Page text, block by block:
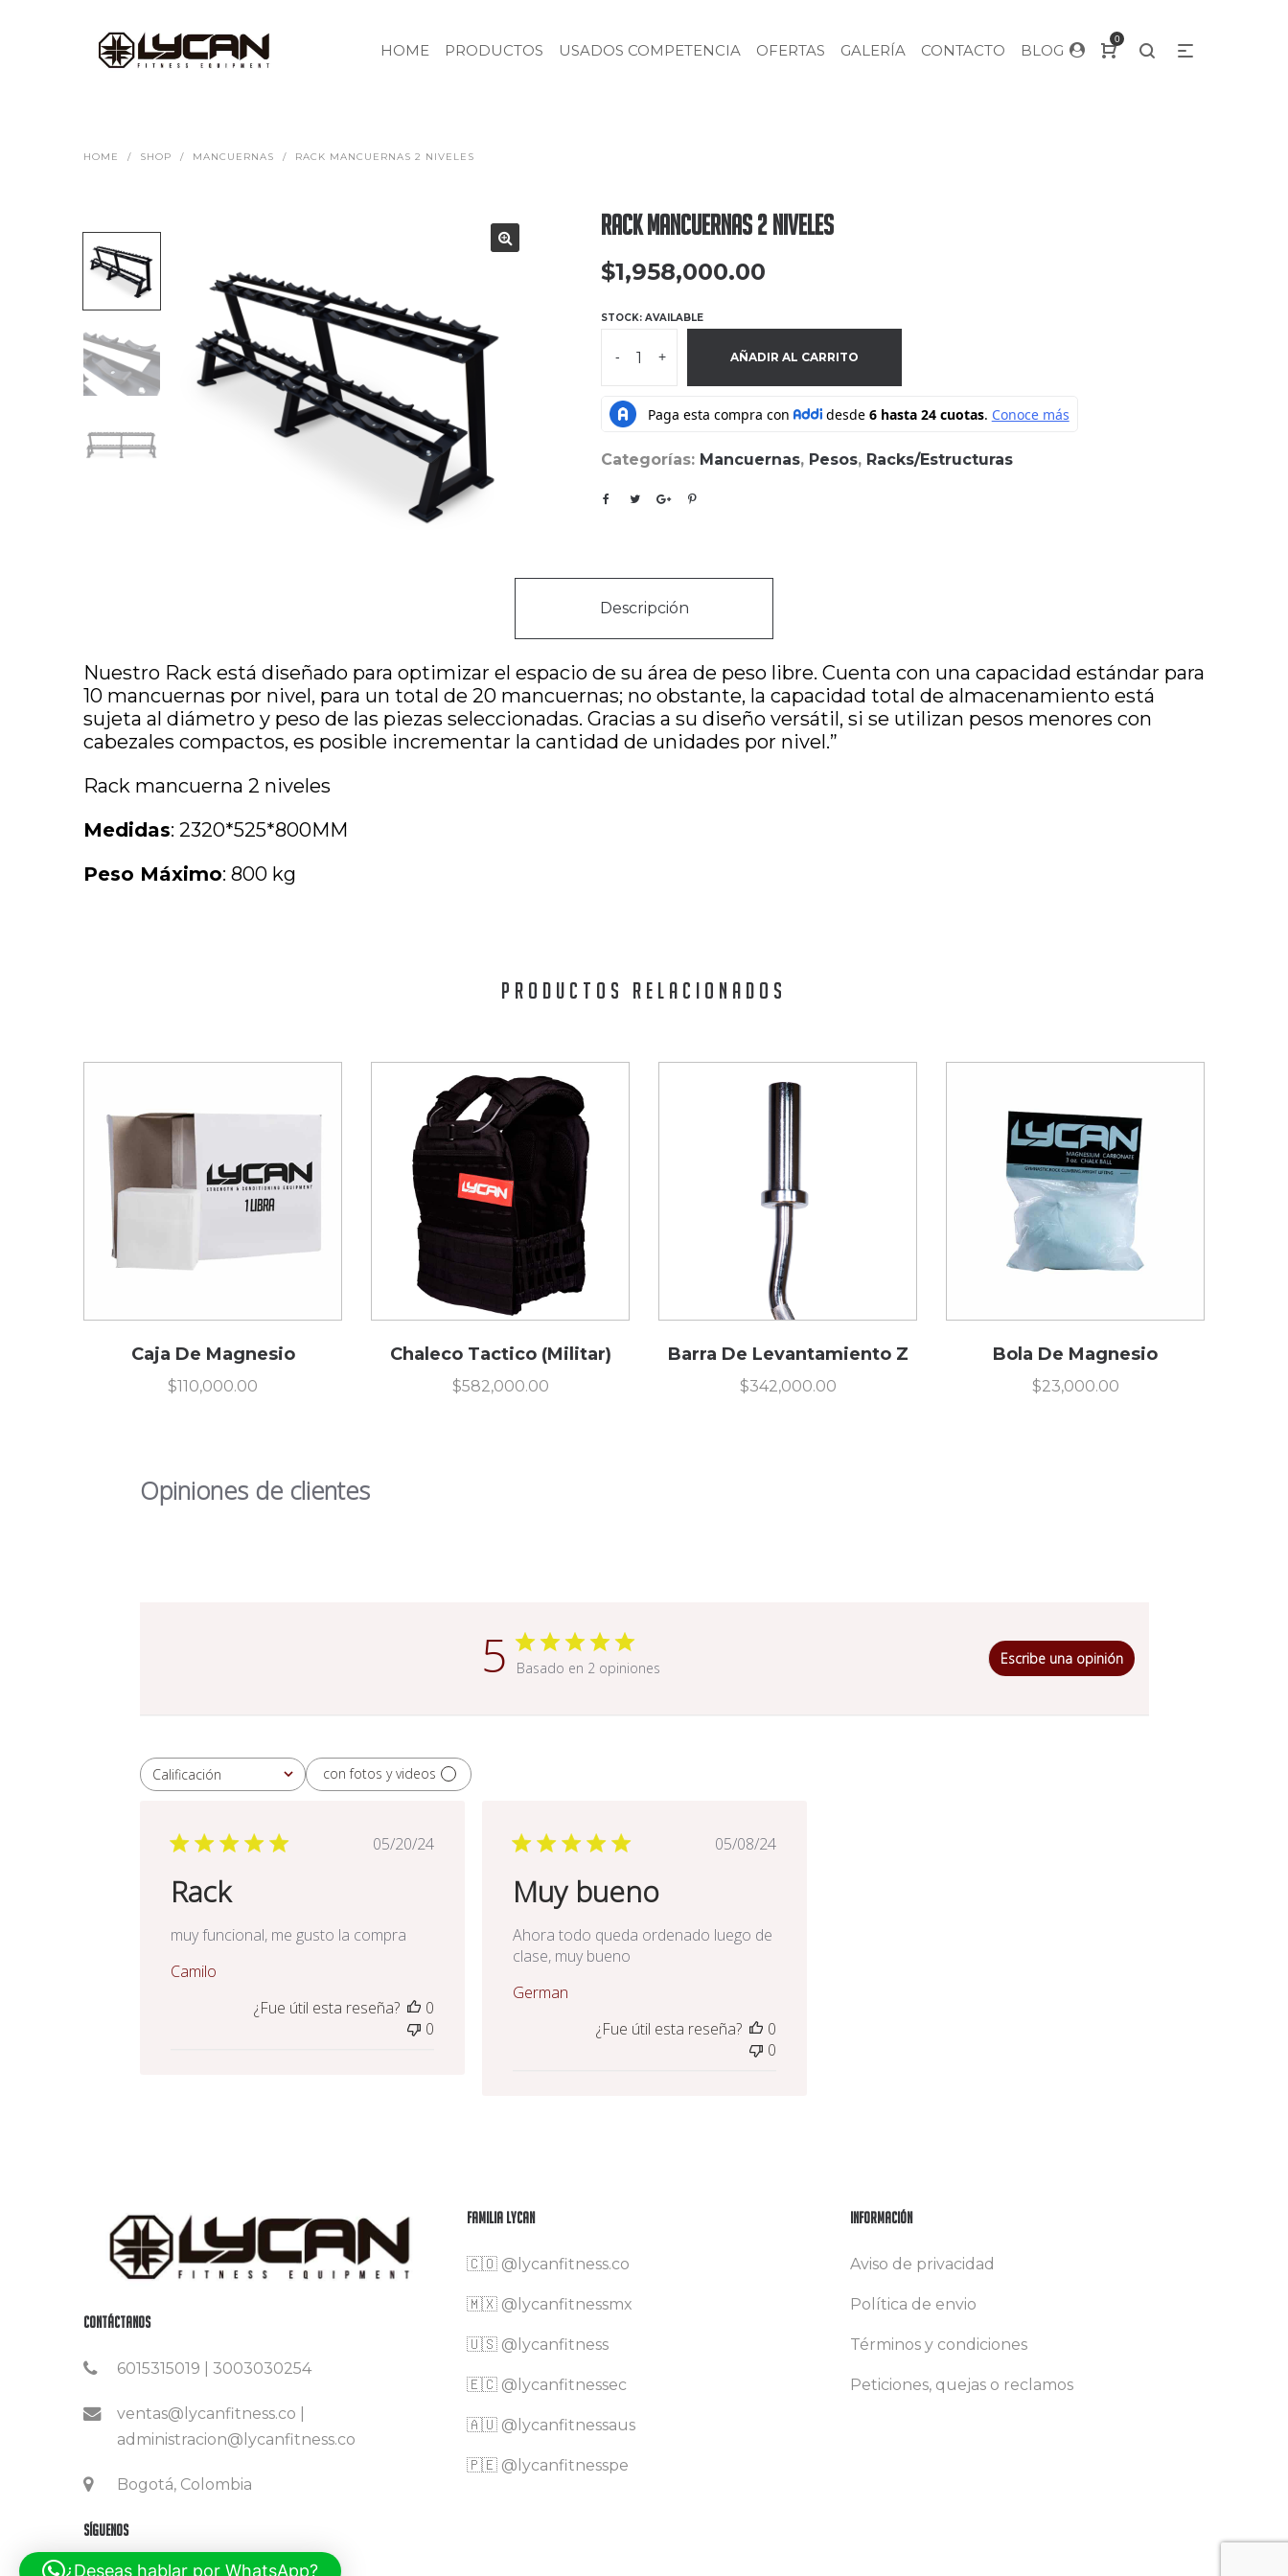
0
HOME PRODUCTOS USADOS COMPETENCIA OFERTAS GALERÍA CONTACTO BLOG
HOME / SHOP / MANCUERNAS / RACK MANCUERNAS 2 NIVELES
Rack Mancuernas 2 Niveles
$1,958,000.00
STOCK: AVAILABLE
- + AÑADIR AL CARRITO
Categorías: Mancuernas, Pesos, Racks/Estructuras
Descripción
Nuestro Rack está diseñado para optimizar el espacio de su área de peso libre. Cuenta con una capacidad estándar para
10 mancuernas por nivel, para un total de 20 mancuernas; no obstante, la capacidad total de almacenamiento está
sujeta al diámetro y peso de las piezas seleccionadas. Gracias a su diseño versátil, si se utilizan pesos menores con
cabezales compactos, es posible incrementar la cantidad de unidades por nivel.”
Rack mancuerna 2 niveles
Medidas: 2320*525*800MM
Peso Máximo: 800 kg
PRODUCTOS RELACIONADOS
Caja De Magnesio
$110,000.00
Chaleco Tactico (Militar)
$582,000.00
Barra De Levantamiento Z
$342,000.00
Bola De Magnesio
$23,000.00
Opiniones de clientes
5 Basado en 2 opiniones
Escribe una opinión
Calificación
Todas las clasificaciones con fotos y videos
Fecha
05/20/24
Rack
muy funcional, me gusto la compra
Camilo
¿Fue útil esta reseña?
0
0
Fecha
05/08/24
Muy bueno
Ahora todo queda ordenado luego de
clase, muy bueno
German
¿Fue útil esta reseña?
0
0
Contáctanos
6015315019 | 3003030254
ventas@lycanfitness.co |
administracion@lycanfitness.co
Bogotá, Colombia
Síguenos
Familia Lycan
🇨🇴 @lycanfitness.co
🇲🇽 @lycanfitnessmx
🇺🇸 @lycanfitness
🇪🇨 @lycanfitnessec
🇦🇺 @lycanfitnessaus
🇵🇪 @lycanfitnesspe
Información
Aviso de privacidad
Política de envio
Términos y condiciones
Peticiones, quejas o reclamos
¿Deseas hablar por WhatsApp?